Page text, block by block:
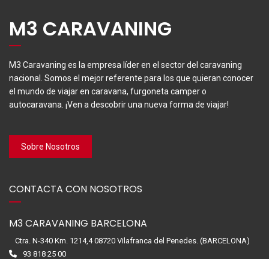
M3 CARAVANING
M3 Caravaning es la empresa líder en el sector del caravaning
nacional. Somos el mejor referente para los que quieran conocer
el mundo de viajar en caravana, furgoneta camper o
autocaravana. ¡Ven a descobrir una nueva forma de viajar!
Sobre Nosotros
CONTACTA CON NOSOTROS
M3 CARAVANING BARCELONA
Ctra. N-340 Km. 1214,4 08720 Vilafranca del Penedes. (BARCELONA)
93 818 25 00